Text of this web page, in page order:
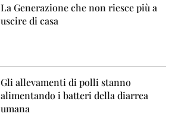
La Generazione che non riesce più a
uscire di casa
Gli allevamenti di polli stanno
alimentando i batteri della diarrea
umana